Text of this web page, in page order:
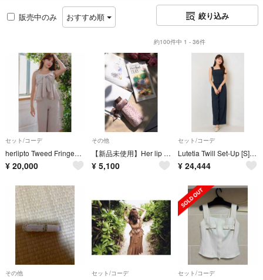
販売中のみ おすすめ順 絞り込み
約100件中 1 - 36件
セット/コーデ
herlipto Tweed Fringed Summer Set
¥ 20,000
その他
【新品未使用】Her lip to チェリー柄 ボトルカバー
¥ 5,100
セット/コーデ
Lutetia Twill Set-Up [S] navy
¥ 24,444
その他 セット/コーデ セット/コーデ